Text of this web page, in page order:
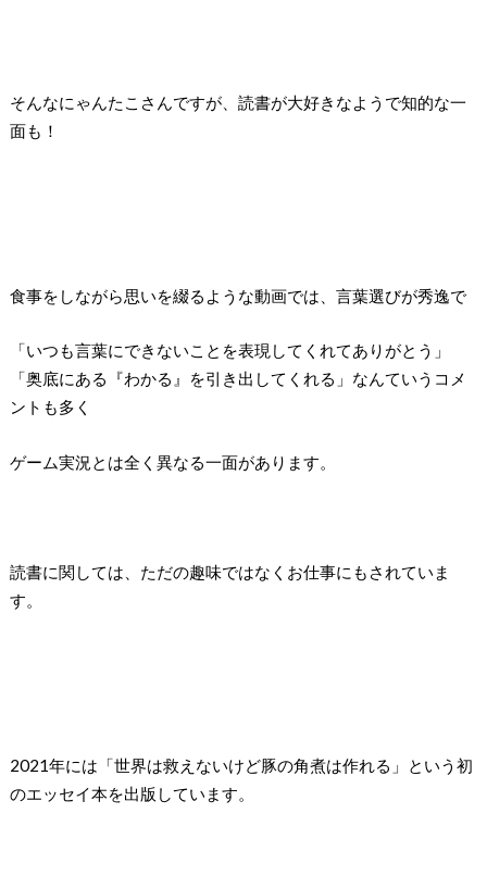
そんなにゃんたこさんですが、読書が大好きなようで知的な一
面も！
食事をしながら思いを綴るような動画では、言葉選びが秀逸で
「いつも言葉にできないことを表現してくれてありがとう」
「奥底にある『わかる』を引き出してくれる」なんていうコメ
ントも多く
ゲーム実況とは全く異なる一面があります。
読書に関しては、ただの趣味ではなくお仕事にもされていま
す。
2021年には「世界は救えないけど豚の角煮は作れる」という初
のエッセイ本を出版しています。